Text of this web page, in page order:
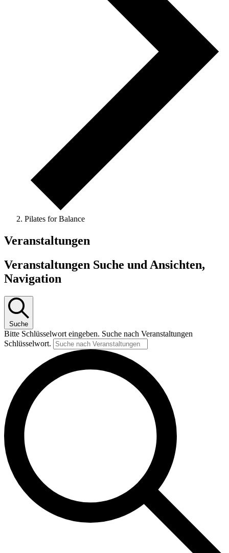
Pilates for Balance
Veranstaltungen
Veranstaltungen Suche und Ansichten,
Navigation
Suche
Bitte Schlüsselwort eingeben. Suche nach Veranstaltungen
Schlüsselwort.